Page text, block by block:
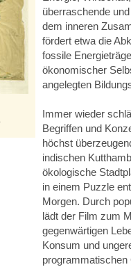
überraschende
dem inneren
fördert etwa die
fossile
ökonomischer
angelegten
Immer wieder
Begriffen und
höchst
indischen
ökologische
in einem Puzzle
Morgen. Durch
lädt der Film zum
gegenwärtigen
Konsum und